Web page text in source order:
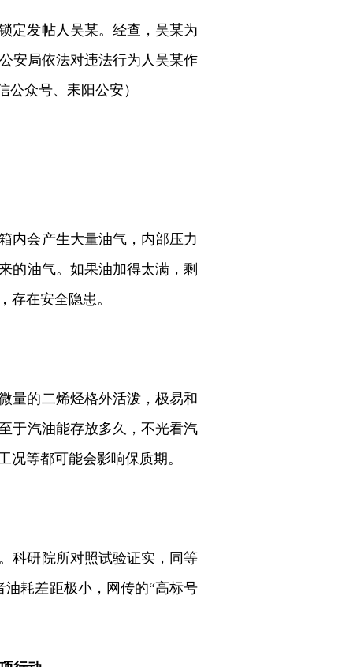
定发帖人吴某。经查，吴某为
安局依法对违法行为人吴某作
众号、耒阳公安）
内会产生大量油气，内部压力
的油气。如果油加得太满，剩
存在安全隐患。
量的二烯烃格外活泼，极易和
于汽油能存放多久，不光看汽
等都可能会影响保质期。
科研院所对照试验证实，同等
油耗差距极小，网传的“高标号